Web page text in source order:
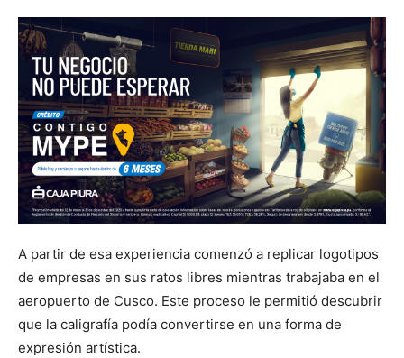
A partir de esa experiencia comenzó a replicar logotipos
de empresas en sus ratos libres mientras trabajaba en el
aeropuerto de Cusco. Este proceso le permitió descubrir
que la caligrafía podía convertirse en una forma de
expresión artística.